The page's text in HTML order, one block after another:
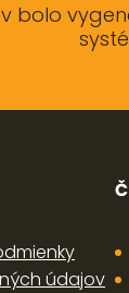
bolo
údajov